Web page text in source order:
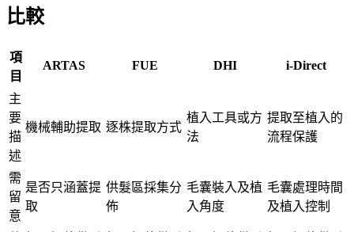
比較
項
目
ARTAS FUE DHI i-Direct
主
要
描
述
機械輔助提取 逐株提取方式
植入工具或方
法
提取至植入的
流程保護
需
留
意
是否只涵蓋提
取
供髮區採集分
佈
毛囊裝入及植
入角度
毛囊處理時間
及植入控制